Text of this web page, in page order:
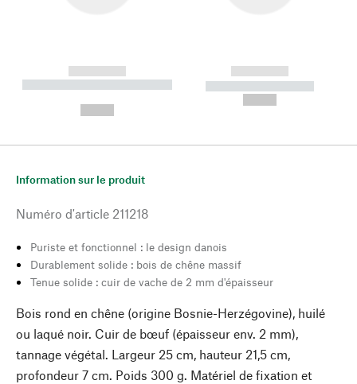
------------
----------- ----------- --------
------------
----------- -----------
Information sur le produit
Numéro d'article 211218
Puriste et fonctionnel : le design danois
Durablement solide : bois de chêne massif
Tenue solide : cuir de vache de 2 mm d'épaisseur
Bois rond en chêne (origine Bosnie-Herzégovine), huilé
ou laqué noir. Cuir de bœuf (épaisseur env. 2 mm),
tannage végétal. Largeur 25 cm, hauteur 21,5 cm,
profondeur 7 cm. Poids 300 g. Matériel de fixation et